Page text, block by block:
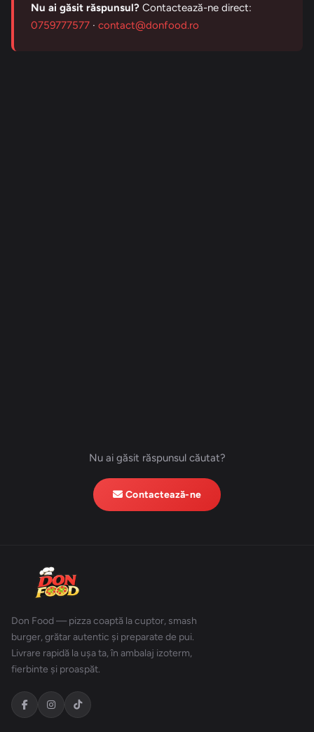
Nu ai găsit răspunsul? Contactează-ne direct:
0759777577 · contact@donfood.ro
Nu ai găsit răspunsul căutat?
Contactează-ne
Don Food — pizza coaptă la cuptor, smash
burger, grătar autentic și preparate de pui.
Livrare rapidă la ușa ta, în ambalaj izoterm,
fierbinte și proaspăt.